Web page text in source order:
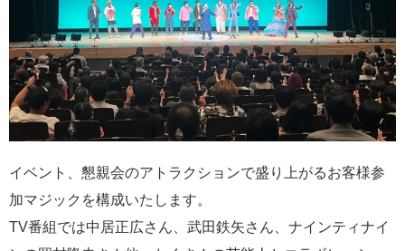
イベント、懇親会のアトラクションで盛り上がるお客様参
加マジックを構成いたします。
TV番組では中居正広さん、武田鉄矢さん、ナインティナイ